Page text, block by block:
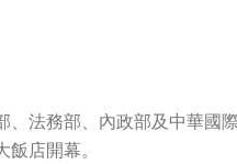
、法務部、內政部及中華國
飯店開幕。